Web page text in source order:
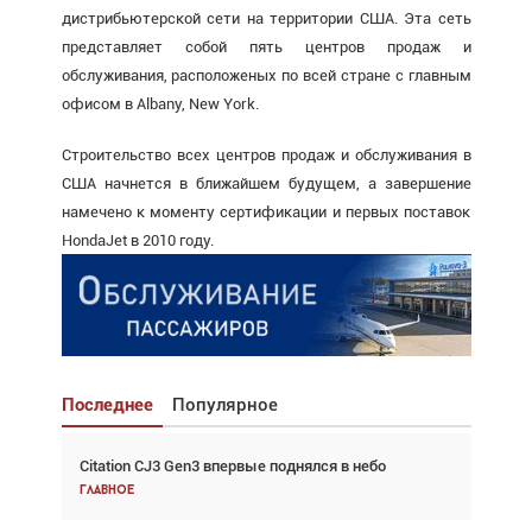
дистрибьютерской сети на территории США. Эта сеть
представляет собой пять центров продаж и
обслуживания, расположеных по всей стране с главным
офисом в Albany, New York.
Строительство всех центров продаж и обслуживания в
США начнется в ближайшем будущем, а завершение
намечено к моменту сертификации и первых поставок
HondaJet в 2010 году.
Последнее Популярное
Citation CJ3 Gen3 впервые поднялся в небо
Главное
Взгляд с высоты: тандем вертолётов и БПЛА в
спасательных операциях